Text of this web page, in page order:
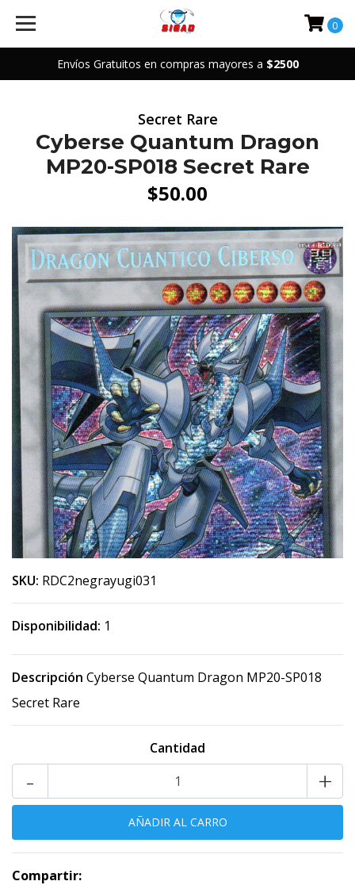
Envíos Gratuitos en compras mayores a $2500
0
Secret Rare
Cyberse Quantum Dragon
MP20-SP018 Secret Rare
$50.00
SKU: RDC2negrayugi031
Disponibilidad: 1
Descripción Cyberse Quantum Dragon MP20-SP018
Secret Rare
Cantidad
+
-
Compartir: